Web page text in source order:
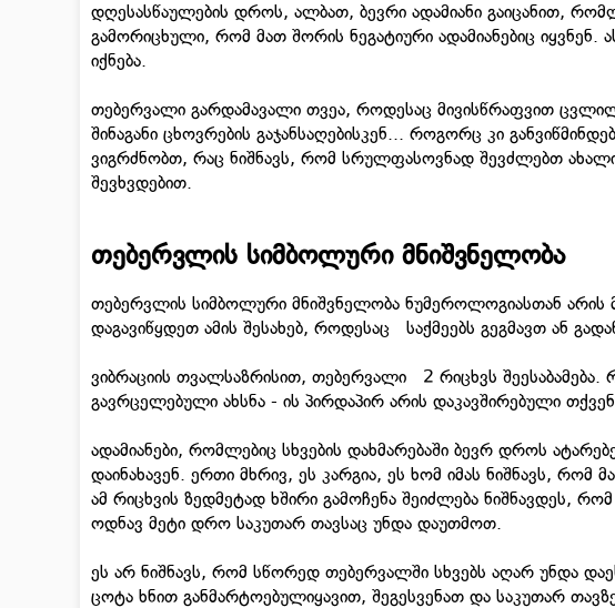
დღესასწაულების დროს, ალბათ, ბევრი ადამიანი გაიცანით,
გამორიცხული, რომ მათ შორის ნეგატიური ადამიანებიც იყვნენ.
იქნება.
თებერვალი გარდამავალი თვეა, როდესაც მივისწრაფვით
შინაგანი ცხოვრების გაჯანსაღებისკენ... როგორც კი
ვიგრძნობთ, რაც ნიშნავს, რომ სრულფასოვნად შევძლებთ
შევხვდებით.
თებერვლის სიმბოლური მნიშვნელობა
თებერვლის სიმბოლური მნიშვნელობა ნუმეროლოგიასთან
დაგავიწყდეთ ამის შესახებ, როდესაც საქმეებს გეგმავთ ან
ვიბრაციის თვალსაზრისით, თებერვალი 2 რიცხვს შეესაბამება.
გავრცელებული ახსნა - ის პირდაპირ არის დაკავშირებული
ადამიანები, რომლებიც სხვების დახმარებაში ბევრ დროს
დაინახავენ. ერთი მხრივ, ეს კარგია, ეს ხომ იმას ნიშნავს,
ამ რიცხვის ზედმეტად ხშირი გამოჩენა შეიძლება ნიშნავდეს,
ოდნავ მეტი დრო საკუთარ თავსაც უნდა დაუთმოთ.
ეს არ ნიშნავს, რომ სწორედ თებერვალში სხვებს აღარ უნდა
ცოტა ხნით განმარტოებულიყავით, შეგესვენათ და საკუთარ